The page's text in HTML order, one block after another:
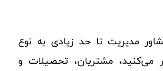
مديريت تا حد زیادی به نوع
مشتریان، تحصیلات و